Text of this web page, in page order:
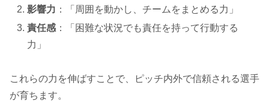
影響力 ：「周囲を動かし、チームをまとめる力」
責任感 ：「困難な状況でも責任を持って行動する
力」
これらの力を伸ばすことで、ピッチ内外で信頼される選手
が育ちます。